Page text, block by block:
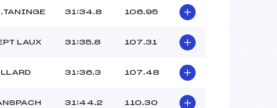
31:34.8 106.95
LAUX 31:35.8 107.31
31:36.3 107.48
31:44.2 110.30